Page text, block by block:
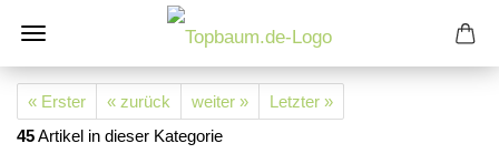
« Erster « zurück weiter »
Letzter »
45Artikel in dieser Kategorie